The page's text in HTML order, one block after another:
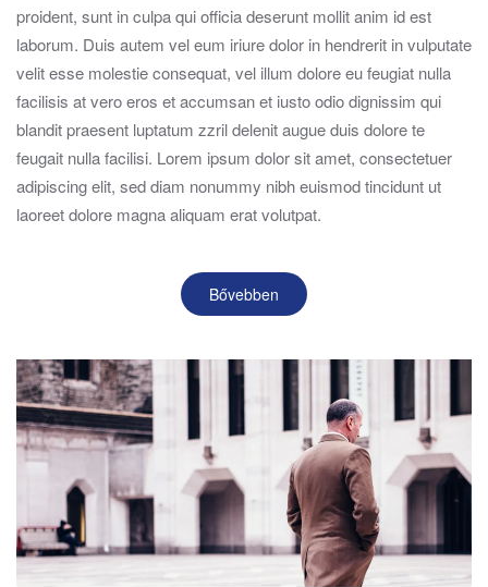
proident, sunt in culpa qui officia deserunt mollit anim id est
laborum. Duis autem vel eum iriure dolor in hendrerit in vulputate
velit esse molestie consequat, vel illum dolore eu feugiat nulla
facilisis at vero eros et accumsan et iusto odio dignissim qui
blandit praesent luptatum zzril delenit augue duis dolore te
feugait nulla facilisi. Lorem ipsum dolor sit amet, consectetuer
adipiscing elit, sed diam nonummy nibh euismod tincidunt ut
laoreet dolore magna aliquam erat volutpat.
Bővebben